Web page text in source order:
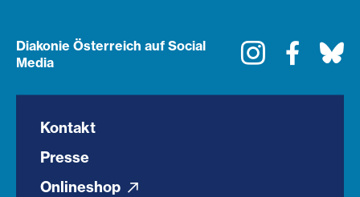
Diakonie Österreich auf Social
Media
Instagram
Kontakt
Presse
Onlineshop